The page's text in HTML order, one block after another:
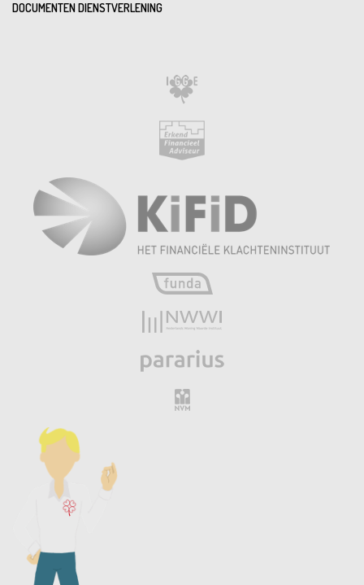
DOCUMENTEN DIENSTVERLENING